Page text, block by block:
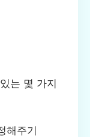
는 몇 가지
해주기